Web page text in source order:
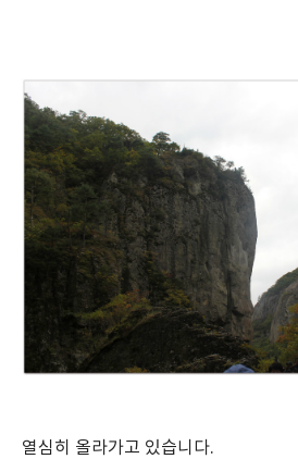
열심히 올라가고 있습니다.